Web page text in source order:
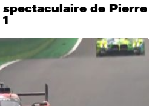
de Pierre